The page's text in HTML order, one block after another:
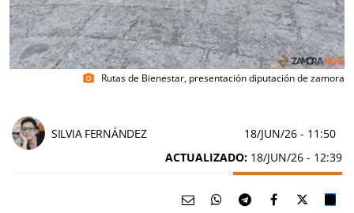
photo_camera Rutas de Bienestar, presentación diputación de zamora
SILVIA FERNÁNDEZ 18/JUN/26 - 11:50
ACTUALIZADO: 18/JUN/26 - 12:39